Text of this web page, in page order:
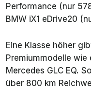
Performance (nur
BMW iX1 eDrive20
Eine Klasse höher
Premiummodelle wie
Mercedes GLC EQ.
über 800 km